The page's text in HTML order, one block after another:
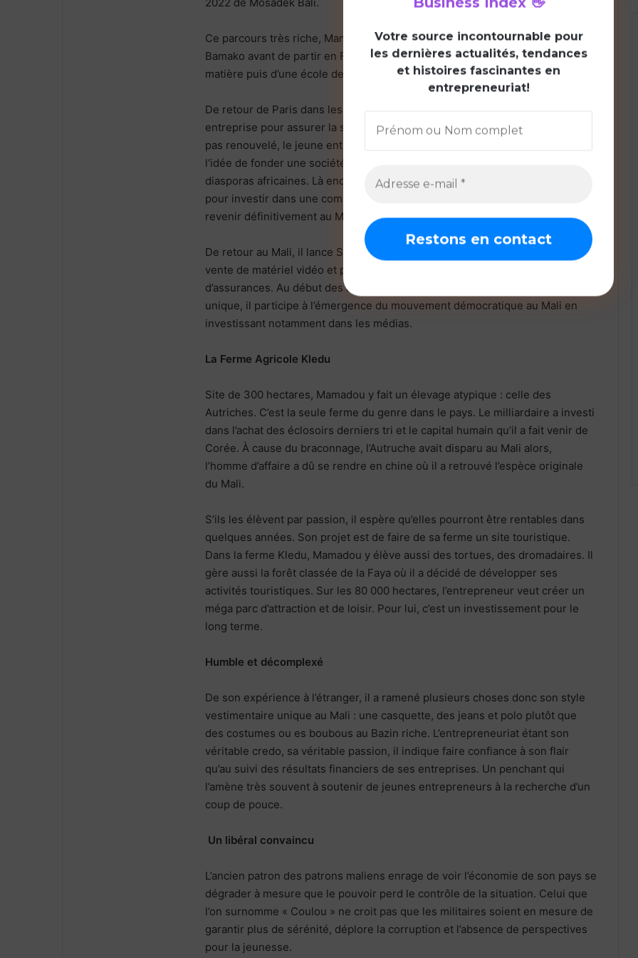
Ce parcours très riche, Mamadou Sinsy Coulibaly l’a débuté en étudiant à
Bamako avant de partir en France. Des études d’abord sur la structure de la
matière puis d’une école de commerce spécialisée dans l’automobile.
De retour de Paris dans les années 70, Mamadou crée sa première
entreprise pour assurer la sécurité d’un supermarché. Quand ce contrat n’est
pas renouvelé, le jeune entrepreneur s’envole pour les Etats-Unis ou il a eu
l’idée de fonder une société de services funéraire à destination des
diasporas africaines. Là encore, il ne tient pas en place et il revend sa société
pour investir dans une compagnie aérienne reliant Miami à Haïti avant de
revenir définitivement au Mali en 1979.
De retour au Mali, il lance Sahel Musique, une entreprise spécialisée dans la
vente de matériel vidéo et prend des parts dans des sociétés immobilières,
d’assurances. Au début des années 1990, après la chute du régime de parti
unique, il participe à l’émergence du mouvement démocratique au Mali en
investissant notamment dans les médias.
La Ferme Agricole Kledu
Site de 300 hectares, Mamadou y fait un élevage atypique : celle des
Autriches. C’est la seule ferme du genre dans le pays. Le milliardaire a investi
dans l’achat des éclosoirs derniers tri et le capital humain qu’il a fait venir de
Corée. À cause du braconnage, l’Autruche avait disparu au Mali alors,
l’homme d’affaire a dû se rendre en chine où il a retrouvé l’espèce originale
du Mali.
S’ils les élèvent par passion, il espère qu’elles pourront être rentables dans
quelques années. Son projet est de faire de sa ferme un site touristique.
Dans la ferme Kledu, Mamadou y élève aussi des tortues, des dromadaires. Il
gère aussi la forêt classée de la Faya où il a décidé de développer ses
activités touristiques. Sur les 80 000 hectares, l’entrepreneur veut créer un
méga parc d’attraction et de loisir. Pour lui, c’est un investissement pour le
long terme.
Humble et décomplexé
De son expérience à l’étranger, il a ramené plusieurs choses donc son style
vestimentaire unique au Mali : une casquette, des jeans et polo plutôt que
des costumes ou es boubous au Bazin riche. L’entrepreneuriat étant son
véritable credo, sa véritable passion, il indique faire confiance à son flair
qu’au suivi des résultats financiers de ses entreprises. Un penchant qui
l’amène très souvent à soutenir de jeunes entrepreneurs à la recherche d’un
coup de pouce.
Un libéral convaincu
L’ancien patron des patrons maliens enrage de voir l’économie de son pays se
dégrader à mesure que le pouvoir perd le contrôle de la situation. Celui que
l’on surnomme « Coulou » ne croit pas que les militaires soient en mesure de
garantir plus de sérénité, déplore la corruption et l’absence de perspectives
pour la jeunesse.
Votre source incontournable pour
les dernières actualités, tendances
et histoires fascinantes en
entrepreneuriat!